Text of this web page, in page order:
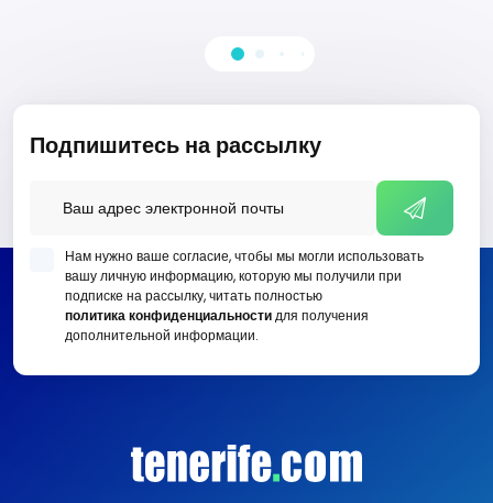
Подпишитесь на рассылку
Нам нужно ваше согласие, чтобы мы могли использовать
вашу личную информацию, которую мы получили при
подписке на рассылку, читать полностью
политика конфиденциальностидля получения
дополнительной информации.